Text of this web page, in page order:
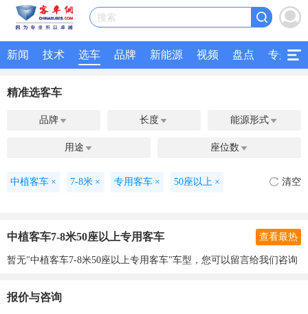
搜索
新闻 技术 选车 品牌 新能源 视频 盘点 专题
精准选客车
品牌  长度  能源形式 
用途  座位数 
中植客车 × 7-8米 × 专用客车 × 50座以上 × 清空
中植客车7-8米50座以上专用客车 查看最热
暂无"中植客车7-8米50座以上专用客车"车型，您可以留言给我们咨询
报价与咨询